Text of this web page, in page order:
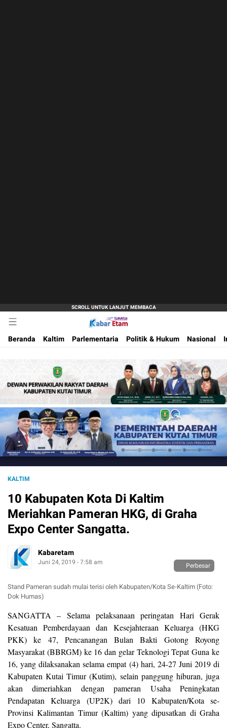
Kabar Etam
Akurat dan Terpercaya
Beranda
Kaltim Parlementaria Politik & Hukum Nasional
KALTIM
10 Kabupaten Kota Di Kaltim
Meriahkan Pameran HKG, di Graha
Expo Center Sangatta.
Kabaretam
Juni 24, 2019 - 7:58 am Perbesar
Stand Pameran sudah mulai terisi oleh Kabupaten/Kota Se-Kaltim (Foto:
Dok Humas)
SANGATTA – Selama pelaksanaan peringatan Hari Gerak
Kesatuan Pemberdayaan dan Kesejahteraan Keluarga (HKG
PKK) ke 47, Pencanangan Bulan Bakti Gotong Royong
Masyarakat (BBRGM) ke 16 dan gelar Teknologi Tepat Guna ke
16, yang dilaksanakan selama empat (4) hari, 24-27 Juni 2019 di
Kabupaten Kutai Timur (Kutim), selain panggung hiburan, juga
akan dimeriahkan dengan pameran Usaha Peningkatan
Pendapatan Keluarga (UP2K) dari 10 Kabupaten/Kota se-
Provinsi Kalimantan Timur (Kaltim) yang dipusatkan di Graha
Expo Center, Sangatta.